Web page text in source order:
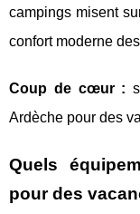
campings misent
confort moderne
Coup de cœur :
Ardèche pour des
Quels
pour des